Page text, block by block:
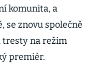
když svět váhá
zvýšit tlak,
míní Zelenskyj
komunita, a
se znovu společně
tresty na režim
premiér.